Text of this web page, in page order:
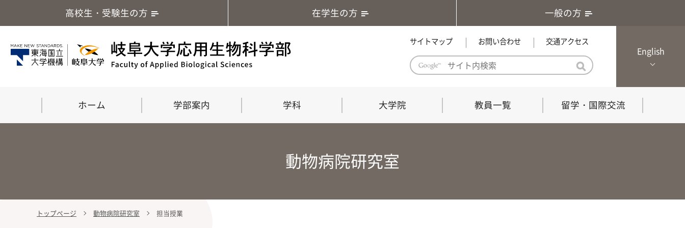
高校生・受験生の方 在学生の方 一般の方
サイトマップ お問い合わせ 交通アクセス
English
ホーム 学部案内
学部案内
教育理念・教育目標
「専門的能力の要素」「達成すべき
学科の教育における３つの方針と専
学科
応用生命化学科
大学院
大学院
連合獣医学研究科（博士課程）
教員一覧 留学・国際交流
留学・国際交流
動物病院研究室
トップページ 動物病院研究室 担当授業